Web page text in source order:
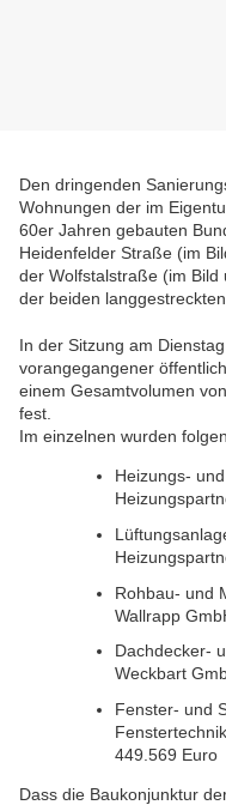
Den dringenden
Wohnungen der im
60er Jahren gebauten
Heidenfelder Straße (im
der Wolfstalstraße (im Bild
der beiden
In der Sitzung am
vorangegangener
einem Gesamtvolumen
fest.
Im einzelnen wurden
Heizungs‐
Rohbau‐ und
Wallrapp
Dachdecker‐
Weckbart
Fenster‐ und
449.569 Euro
Dass die Baukonjunktur